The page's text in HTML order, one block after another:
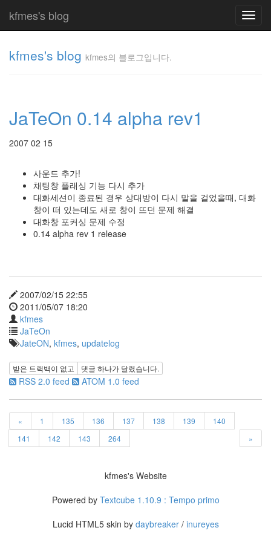
kfmes's blog
kfmes's blog kfmes의 블로그입니다.
JaTeOn 0.14 alpha rev1
2007 02 15
사운드 추가!
채팅창 플래싱 기능 다시 추가
대화세션이 종료된 경우 상대방이 다시 말을 걸었을때, 대화
창이 떠 있는데도 새로 창이 뜨던 문제 해결
대화창 포커싱 문제 수정
0.14 alpha rev 1 release
2007/02/15 22:55
2011/05/07 18:20
kfmes
JaTeOn
JateON, kfmes, updatelog
받은 트랙백이 없고 댓글 하나가 달렸습니다.
RSS 2.0 feed ATOM 1.0 feed
« 1 135 136 137 138 139
140
141
142 143 264 »
입니
다.
Cloud
kfmes
JateON
Java
자
테
모
델
전
kfmes's Website
Powered by Textcube 1.10.9 : Tempo primo
Lucid HTML5 skin by daybreaker/ inureyes